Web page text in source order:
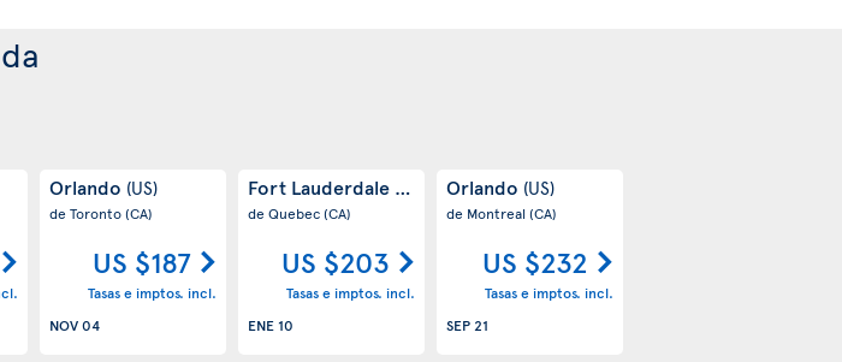
Orlando (US)
de Toronto(CA)
US $187
Tasas e imptos. incl.
NOV 04
Fort Lauderdale (US)
de Quebec(CA)
US $203
Tasas e imptos. incl.
ENE 10
Orlando (US)
de Montreal(CA)
US $232
Tasas e imptos. incl.
SEP 21